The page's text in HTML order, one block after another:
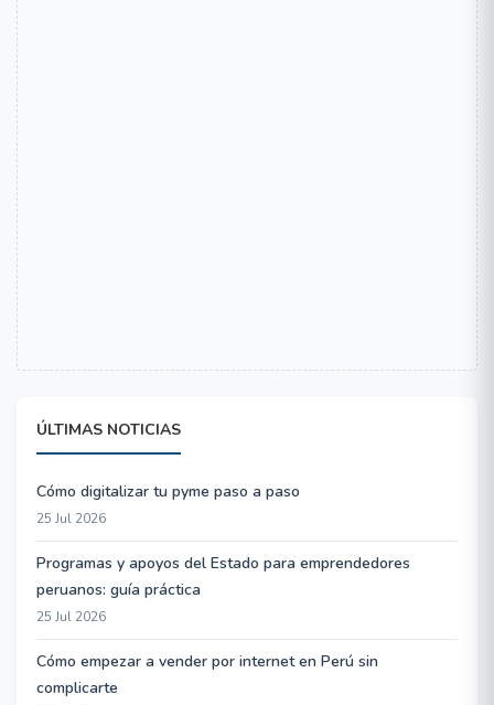
ÚLTIMAS NOTICIAS
Cómo digitalizar tu pyme paso a paso
25 Jul 2026
Programas y apoyos del Estado para emprendedores
peruanos: guía práctica
25 Jul 2026
Cómo empezar a vender por internet en Perú sin
complicarte